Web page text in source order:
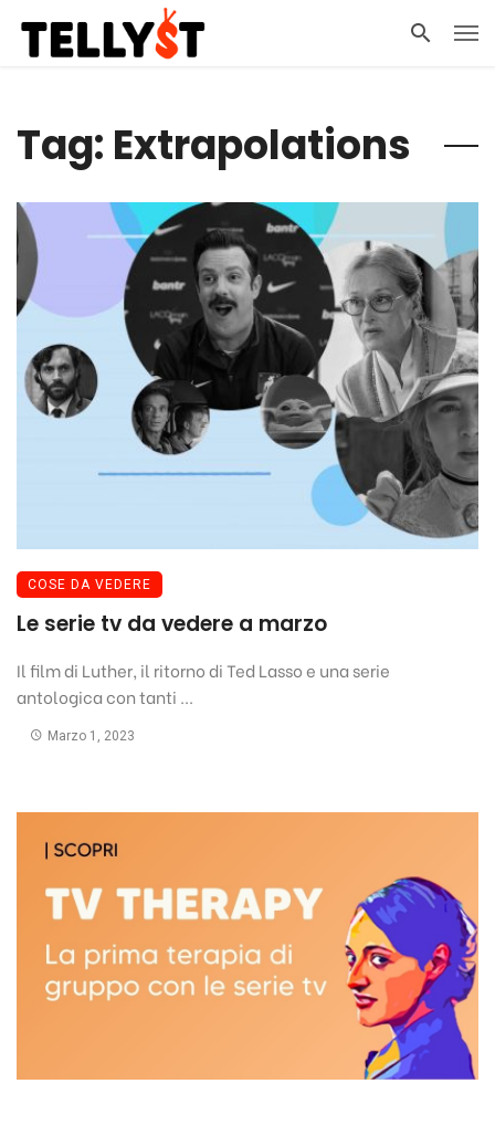
Tag: Extrapolations
COSE DA VEDERE
Le serie tv da vedere a marzo
Il film di Luther, il ritorno di Ted Lasso e una serie
antologica con tanti ...
Marzo 1, 2023